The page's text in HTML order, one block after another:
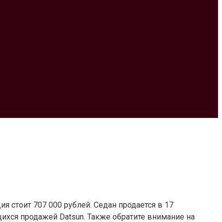
стоит 707 000 рублей. Седан продается в 17
продажей Datsun. Также обратите внимание на